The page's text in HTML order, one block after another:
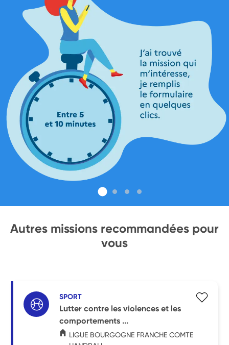
Autres missions recommandées pour
vous
SPORT
Lutter contre les violences et les
comportements ...
LIGUE BOURGOGNE FRANCHE COMTE